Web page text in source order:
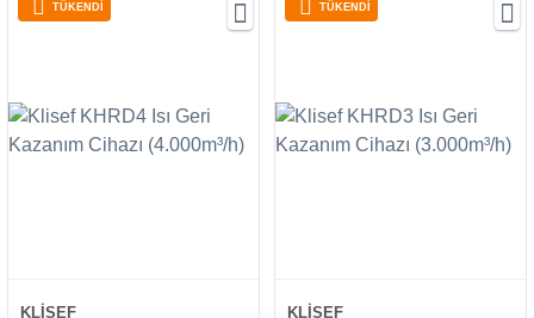
TÜKENDİ
KLİSEF
TÜKENDİ
KLİSEF